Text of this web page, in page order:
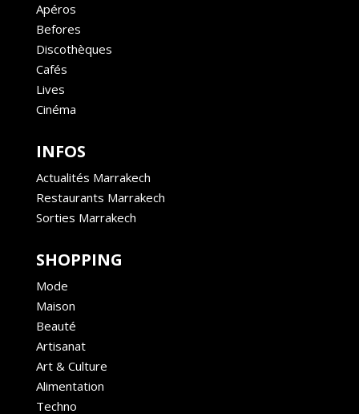
Apéros
Befores
Discothèques
Cafés
Lives
Cinéma
INFOS
Actualités Marrakech
Restaurants Marrakech
Sorties Marrakech
SHOPPING
Mode
Maison
Beauté
Artisanat
Art & Culture
Alimentation
Techno